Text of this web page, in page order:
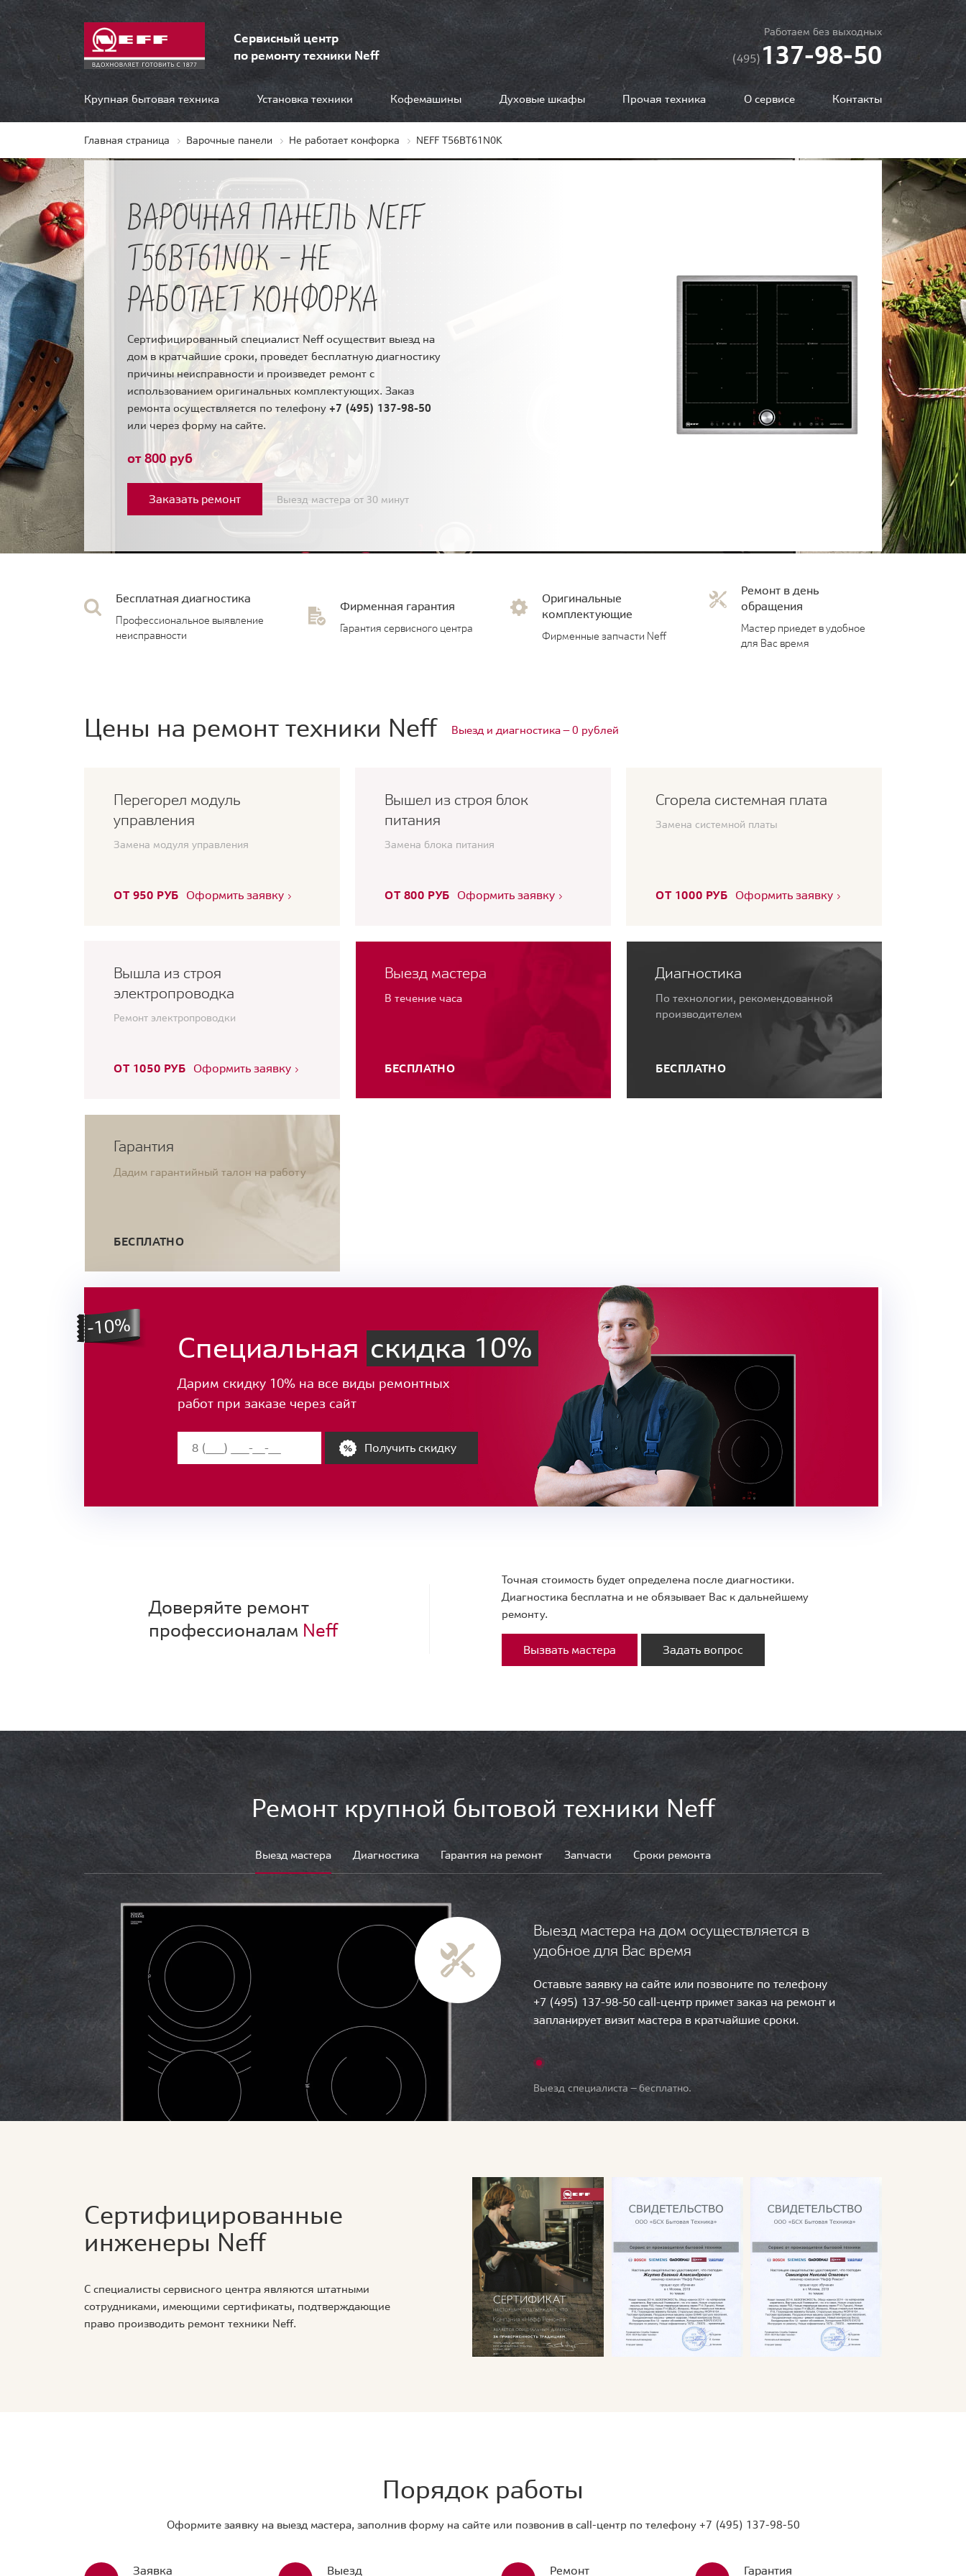
Сервисный центр
по ремонту техники Neff
Работаем без выходных
(495)137-98-50
Крупная бытовая техника Установка техники Кофемашины Духовые шкафы Прочая техника О сервисе Контакты
Главная страница Варочные панели Не работает конфорка NEFF T56BT61N0K
ВАРОЧНАЯ ПАНЕЛЬ NEFF
T56BT61N0K - НЕ
РАБОТАЕТ КОНФОРКА
Сертифицированный специалист Neff осуществит выезд на
дом в кратчайшие сроки, проведет бесплатную диагностику
причины неисправности и произведет ремонт с
использованием оригинальных комплектующих. Заказ
ремонта осуществляется по телефону +7 (495) 137-98-50
или через форму на сайте.
от 800 руб
Заказать ремонт Выезд мастера от 30 минут
Бесплатная диагностика
Профессиональное выявление
неисправности
Фирменная гарантия
Гарантия сервисного центра
Оригинальные
комплектующие
Фирменные запчасти Neff
Ремонт в день
обращения
Мастер приедет в удобное
для Вас время
Цены на ремонт техники Neff Выезд и диагностика — 0 рублей
Перегорел модуль
управления
Замена модуля управления
ОТ 950 РУБ Оформить заявку
Вышел из строя блок
питания
Замена блока питания
ОТ 800 РУБ Оформить заявку
Сгорела системная плата
Замена системной платы
ОТ 1000 РУБ Оформить заявку
Вышла из строя
электропроводка
Ремонт электропроводки
ОТ 1050 РУБ Оформить заявку
Выезд мастера
В течение часа
БЕСПЛАТНО
Диагностика
По технологии, рекомендованной
производителем
БЕСПЛАТНО
Гарантия
Дадим гарантийный талон на работу
БЕСПЛАТНО
Специальная скидка 10%
Дарим скидку 10% на все виды ремонтных
работ при заказе через сайт
Получить скидку
Доверяйте ремонт
профессионалам Neff
Точная стоимость будет определена после диагностики.
Диагностика бесплатна и не обязывает Вас к дальнейшему
ремонту.
Вызвать мастера Задать вопрос
Ремонт крупной бытовой техники Neff
Выезд мастера Диагностика Гарантия на ремонт Запчасти Сроки ремонта
Выезд мастера на дом осуществляется в
удобное для Вас время
Оставьте заявку на сайте или позвоните по телефону
+7 (495) 137-98-50 call-центр примет заказ на ремонт и
запланирует визит мастера в кратчайшие сроки.
Выезд специалиста — бесплатно.
Сертифицированные
инженеры Neff
С специалисты сервисного центра являются штатными
сотрудниками, имеющими сертификаты, подтверждающие
право производить ремонт техники Neff.
Порядок работы
Оформите заявку на выезд мастера, заполнив форму на сайте или позвонив в call-центр по телефону +7 (495) 137-98-50
Заявка Выезд Ремонт Гарантия